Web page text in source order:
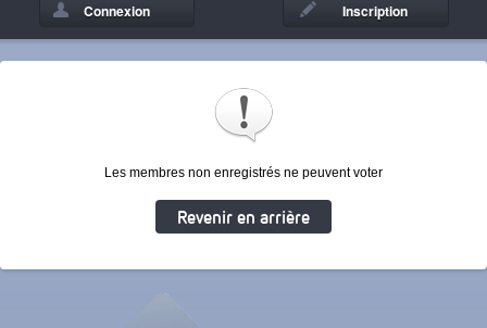
Connexion Inscription
Les membres non enregistrés ne peuvent voter
Revenir en arrière